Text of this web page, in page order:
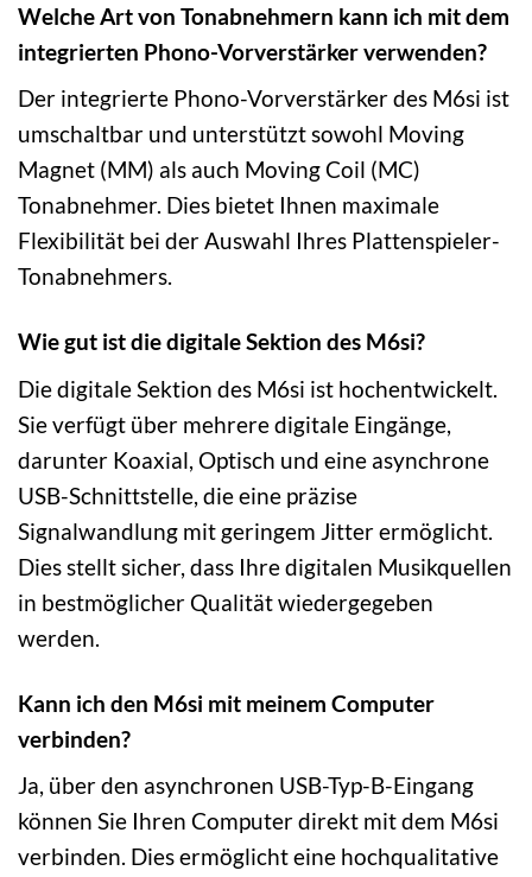
Welche Art von Tonabnehmern kann ich mit dem
integrierten Phono-Vorverstärker verwenden?
Der integrierte Phono-Vorverstärker des M6si ist
umschaltbar und unterstützt sowohl Moving
Magnet (MM) als auch Moving Coil (MC)
Tonabnehmer. Dies bietet Ihnen maximale
Flexibilität bei der Auswahl Ihres Plattenspieler-
Tonabnehmers.
Wie gut ist die digitale Sektion des M6si?
Die digitale Sektion des M6si ist hochentwickelt.
Sie verfügt über mehrere digitale Eingänge,
darunter Koaxial, Optisch und eine asynchrone
USB-Schnittstelle, die eine präzise
Signalwandlung mit geringem Jitter ermöglicht.
Dies stellt sicher, dass Ihre digitalen Musikquellen
in bestmöglicher Qualität wiedergegeben
werden.
Kann ich den M6si mit meinem Computer
verbinden?
Ja, über den asynchronen USB-Typ-B-Eingang
können Sie Ihren Computer direkt mit dem M6si
verbinden. Dies ermöglicht eine hochqualitative